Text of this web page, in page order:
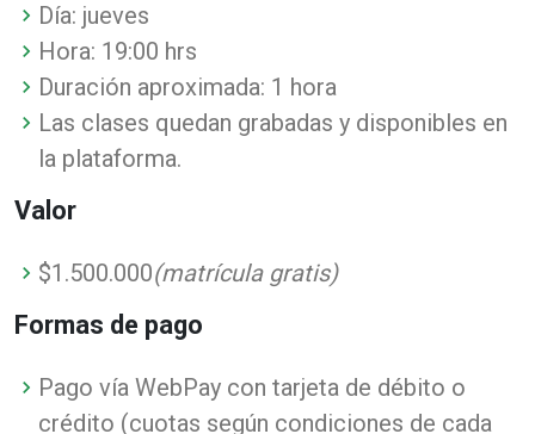
Día: jueves
Hora: 19:00 hrs
Duración aproximada: 1 hora
Las clases quedan grabadas y disponibles en
la plataforma.
Valor
$1.500.000(matrícula gratis)
Formas de pago
Pago vía WebPay con tarjeta de débito o
crédito (cuotas según condiciones de cada